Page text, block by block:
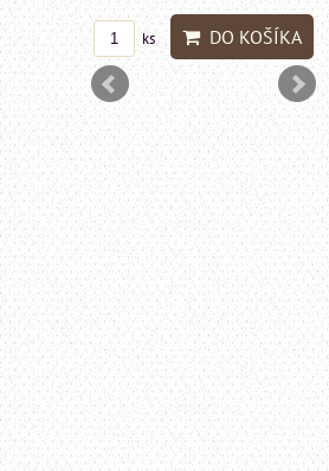
ks DO KOŠÍKA